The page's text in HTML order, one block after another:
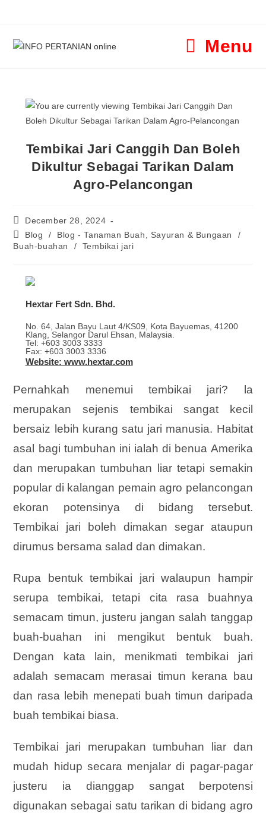
Menu
Tembikai Jari Canggih Dan Boleh
Dikultur Sebagai Tarikan Dalam
Agro-Pelancongan
December 28, 2024
Blog
/ Blog - Tanaman Buah, Sayuran & Bungaan
/
Buah-buahan
/ Tembikai jari
Hextar Fert Sdn. Bhd.
No. 64, Jalan Bayu Laut 4/KS09, Kota Bayuemas, 41200
Klang, Selangor Darul Ehsan, Malaysia.
Tel: +603 3003 3333
Fax: +603 3003 3336
Website: www.hextar.com
Pernahkah menemui tembikai jari? la
merupakan sejenis tembikai sangat kecil
bersaiz lebih kurang satu jari manusia. Habitat
asal bagi tumbuhan ini ialah di benua Amerika
dan merupakan tumbuhan liar tetapi semakin
popular di kalangan pemain agro pelancongan
ekoran potensinya di bidang tersebut.
Tembikai jari boleh dimakan segar ataupun
dirumus bersama salad dan dimakan.
Rupa bentuk tembikai jari walaupun hampir
serupa tembikai, tetapi cita rasa buahnya
semacam timun, justeru jangan salah tanggap
buah-buahan ini mengikut bentuk buah.
Dengan kata lain, menikmati tembikai jari
adalah semacam merasai timun kerana bau
dan rasa lebih menepati buah timun daripada
buah tembikai biasa.
Tembikai jari merupakan tumbuhan liar dan
mudah hidup secara menjalar di pagar-pagar
justeru ia dianggap sangat berpotensi
digunakan sebagai satu tarikan di bidang agro